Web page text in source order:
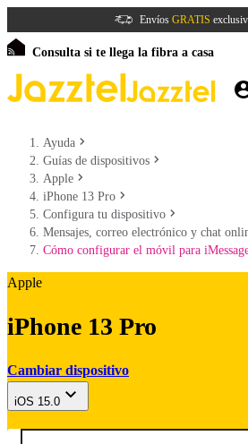
Envíos GRATIS
Consulta si te llega la fibra a casa
Ayuda
Guías de dispositivos
Apple
iPhone 13 Pro
Configura tu dispositivo
Mensajes, correo electrónico y chat
Cómo configurar el móvil para
Apple
iPhone 13 Pro
Cambiar dispositivo
iOS 15.0